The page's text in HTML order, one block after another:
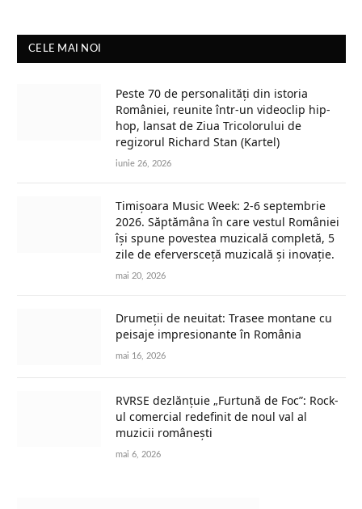
CELE MAI NOI
Peste 70 de personalități din istoria
României, reunite într-un videoclip hip-
hop, lansat de Ziua Tricolorului de
regizorul Richard Stan (Kartel)
iunie 26, 2026
Timișoara Music Week: 2-6 septembrie
2026. Săptămâna în care vestul României
își spune povestea muzicală completă, 5
zile de eferversceță muzicală și inovație.
mai 20, 2026
Drumeții de neuitat: Trasee montane cu
peisaje impresionante în România
mai 16, 2026
RVRSE dezlănțuie „Furtună de Foc”: Rock-
ul comercial redefinit de noul val al
muzicii românești
mai 6, 2026